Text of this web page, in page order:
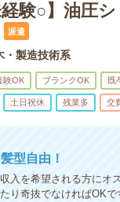
経験○】油圧
派遣
・製造技術系
験OK ブランクOK 既
土日祝休 残業多 交
型自由！
入を希望される方にオ
り奇抜でなければOK